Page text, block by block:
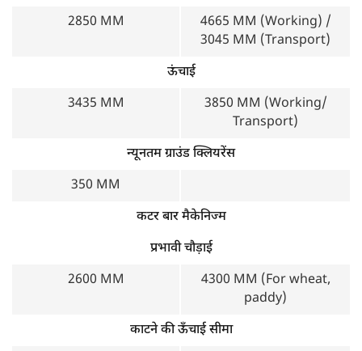
2850 MM
4665 MM (Working) /
3045 MM (Transport)
ऊंचाई
3435 MM
3850 MM (Working/
Transport)
न्यूनतम ग्राउंड क्लियरेंस
350 MM
कटर बार मैकेनिज्म
प्रभावी चौड़ाई
2600 MM
4300 MM (For wheat,
paddy)
काटने की ऊँचाई सीमा